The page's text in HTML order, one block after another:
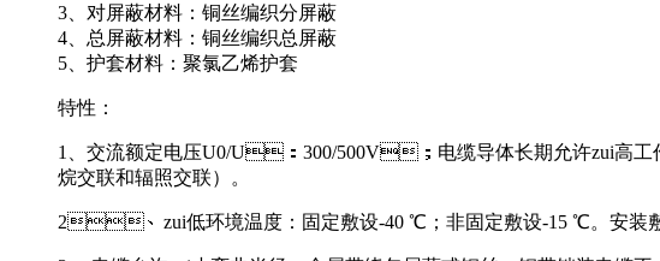
3、对屏蔽材料：铜丝编织分屏蔽
4、总屏蔽材料：铜丝编织总屏蔽
5、护套材料：聚氯乙烯护套
特性：
1、交流额定电压U0/U：300/500V；电缆导体长期允许zui高工作
烷交联和辐照交联）。
2、zui低环境温度：固定敷设-40 ℃；非固定敷设-15 ℃。安装敷设